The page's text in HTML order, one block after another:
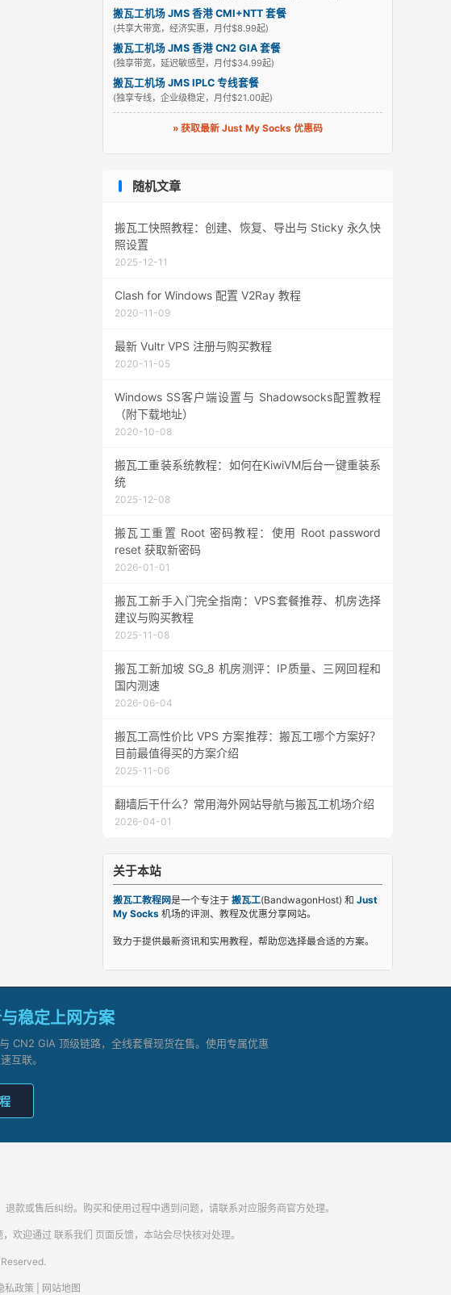
搬瓦工机场 JMS 香港 CMI+NTT 套餐
(共享大带宽，经济实惠，月付$8.99起)
搬瓦工机场 JMS 香港 CN2 GIA 套餐
(独享带宽，延迟敏感型，月付$34.99起)
搬瓦工机场 JMS IPLC 专线套餐
(独享专线，企业级稳定，月付$21.00起)
» 获取最新 Just My Socks 优惠码
随机文章
搬瓦工快照教程：创建、恢复、导出与 Sticky 永久快
照设置
2025-12-11
Clash for Windows 配置 V2Ray 教程
2020-11-09
最新 Vultr VPS 注册与购买教程
2020-11-05
Windows SS客户端设置与 Shadowsocks配置教程
（附下载地址）
2020-10-08
搬瓦工重装系统教程：如何在KiwiVM后台一键重装系
统
2025-12-08
搬瓦工重置 Root 密码教程：使用 Root password
reset 获取新密码
2026-01-01
搬瓦工新手入门完全指南：VPS套餐推荐、机房选择
建议与购买教程
2025-11-08
搬瓦工新加坡 SG_8 机房测评：IP质量、三网回程和
国内测速
2026-06-04
搬瓦工高性价比 VPS 方案推荐：搬瓦工哪个方案好？
目前最值得买的方案介绍
2025-11-06
翻墙后干什么？常用海外网站导航与搬瓦工机场介绍
2026-04-01
关于本站
搬瓦工教程网是一个专注于 搬瓦工(BandwagonHost) 和 Just
My Socks 机场的评测、教程及优惠分享网站。
致力于提供最新资讯和实用教程，帮助您选择最合适的方案。
稳定上网方案
CN2 GIA 顶级链路，全线套餐现货在售。使用专属优惠
互联。
款或售后纠纷。购买和使用过程中遇到问题，请联系对应服务商官方处理。
欢迎通过 联系我们 页面反馈，本站会尽快核对处理。
私政策 网站地图